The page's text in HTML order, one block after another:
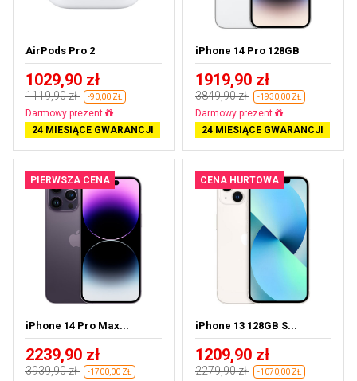
AirPods Pro 2
1029,90 zł
1119,90 zł -90,00 ZŁ
Prawie wyprzedane
24 MIESIĄCE GWARANCJI
iPhone 14 Pro 128GB
1919,90 zł
3849,90 zł -1930,00 ZŁ
Darmowa dostawa
24 MIESIĄCE GWARANCJI
PIERWSZA CENA
iPhone 14 Pro Max...
2239,90 zł
3939,90 zł -1700,00 ZŁ
CENA HURTOWA
iPhone 13 128GB S...
1209,90 zł
2279,90 zł -1070,00 ZŁ